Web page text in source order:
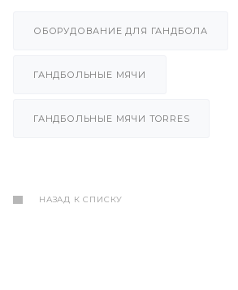
ОБОРУДОВАНИЕ ДЛЯ ГАНДБОЛА
ГАНДБОЛЬНЫЕ МЯЧИ
ГАНДБОЛЬНЫЕ МЯЧИ TORRES
НАЗАД К СПИСКУ